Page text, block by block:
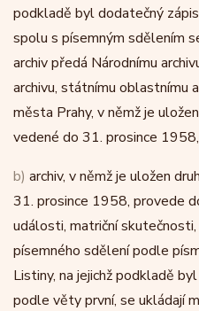
podkladě byl dodatečný
spolu s písemným sdělením
archiv předá Národnímu
archivu, státnímu oblastnímu
města Prahy, v němž je
vedené do 31. prosince 1958,
b) archiv, v němž je uložen
31. prosince 1958, provede
události, matriční
písemného sdělení podle
Listiny, na jejichž podkladě
podle věty první, se ukládají